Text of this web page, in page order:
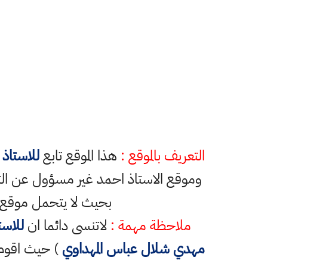
التعريف بالموقع : هذا الموقع تابع
وموقع الاستاذ احمد غير مسؤول عن
بحيث لا يتحمل
ملاحظة مهمة : لاتنسى دائما ان
مهدي شلال عباس المهداوي) حيث